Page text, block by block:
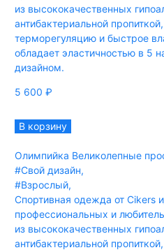
из высококачественных
антибактериальной
терморегуляцию и быстрое
обладает эластичностью в 5
дизайном.
5 600 ₽
В корзину
Олимпийка Великолепные
#Свой дизайн,
#Взрослый,
Спортивная одежда от Cikers
профессиональных и
из высококачественных
антибактериальной